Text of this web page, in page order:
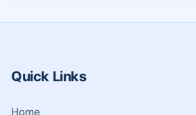
Quick Links
Home